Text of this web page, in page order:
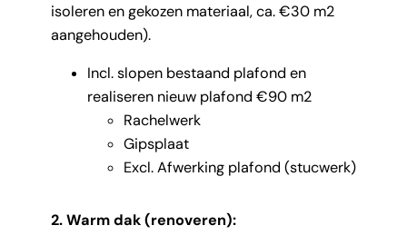
isoleren en gekozen materiaal, ca. €30 m2
aangehouden).
Incl. slopen bestaand plafond en
realiseren nieuw plafond €90 m2
Rachelwerk
Gipsplaat
Excl. Afwerking plafond (stucwerk)
2. Warm dak (renoveren):